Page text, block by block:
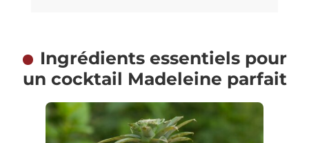
Ingrédients essentiels pour
un cocktail Madeleine parfait